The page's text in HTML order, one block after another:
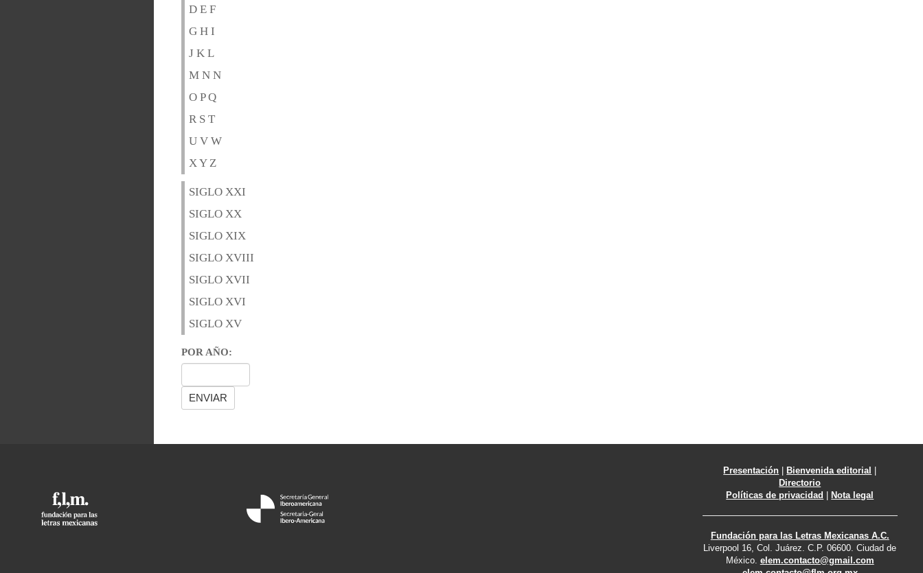
D E F
G H I
J K L
M N N
O P Q
R S T
U V W
X Y Z
SIGLO XXI
SIGLO XX
SIGLO XIX
SIGLO XVIII
SIGLO XVII
SIGLO XVI
SIGLO XV
POR AÑO:
Presentación |Bienvenida editorial |
Directorio
Políticas de privacidad |Nota legal
Fundación para las Letras Mexicanas A.C.
Liverpool 16, Col. Juárez. C.P. 06600. Ciudad de
México. elem.contacto@gmail.com